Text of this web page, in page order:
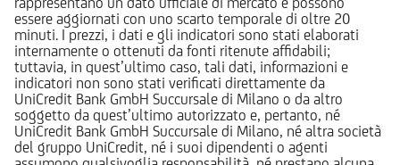
essere aggiornati con uno scarto temporale di oltre 20
minuti. I prezzi, i dati e gli indicatori sono stati elaborati
internamente o ottenuti da fonti ritenute affidabili;
tuttavia, in quest’ultimo caso, tali dati, informazioni e
indicatori non sono stati verificati direttamente da
UniCredit Bank GmbH Succursale di Milano o da altro
soggetto da quest’ultimo autorizzato e, pertanto, né
UniCredit Bank GmbH Succursale di Milano, né altra società
del gruppo UniCredit, né i suoi dipendenti o agenti